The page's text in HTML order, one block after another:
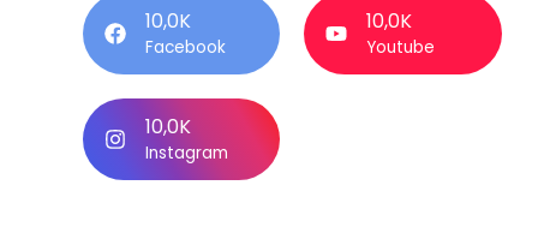
10,0K
Facebook
10,0K
Youtube
10,0K
Instagram